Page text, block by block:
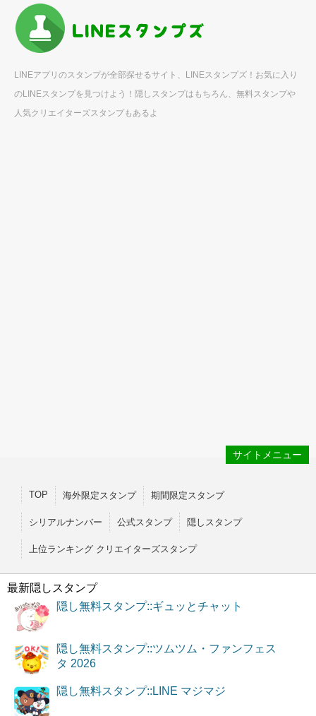
LINEアプリのスタンプが全部探せるサイト、LINEスタンプズ！お気に入り
のLINEスタンプを見つけよう！隠しスタンプはもちろん、無料スタンプや
人気クリエイターズスタンプもあるよ
サイトメニュー
TOP 海外限定スタンプ 期間限定スタンプ
シリアルナンバー 公式スタンプ 隠しスタンプ
上位ランキング クリエイターズスタンプ
最新隠しスタンプ
隠し無料スタンプ::ギュッとチャット
隠し無料スタンプ::ツムツム・ファンフェス
タ 2026
隠し無料スタンプ::LINE マジマジ